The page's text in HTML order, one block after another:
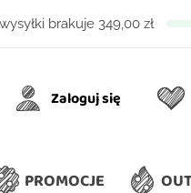
brakuje 349,00 zł
Zaloguj się
PROMOCJE